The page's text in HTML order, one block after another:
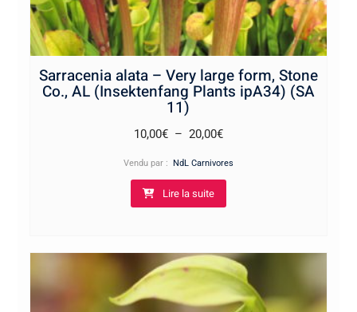
Sarracenia alata – Very large form, Stone
Co., AL (Insektenfang Plants ipA34) (SA
11)
10,00€ – 20,00€Plage
Vendu par : NdL Carnivores
Lire la suite